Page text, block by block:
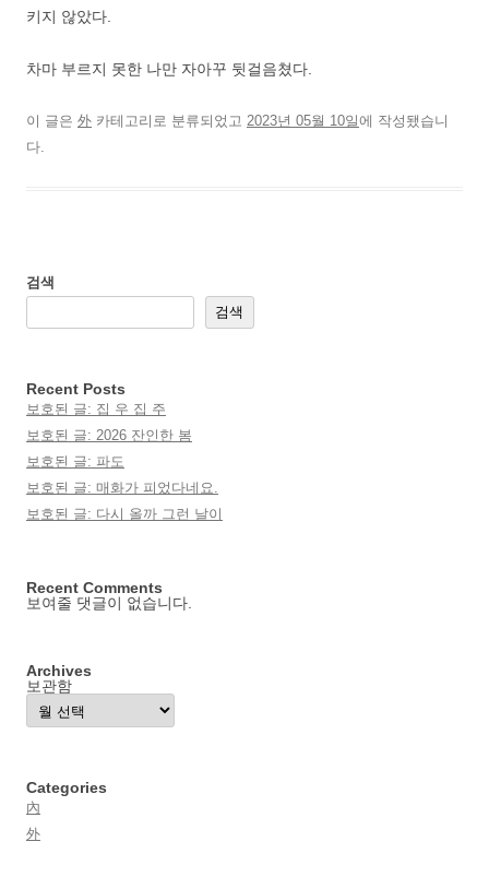
키지 않았다.
차마 부르지 못한 나만 자아꾸 뒷걸음쳤다.
이 글은 外 카테고리로 분류되었고 2023년 05월 10일에 작성됐습니
다.
검색
검색
Recent Posts
보호된 글: 집 우 집 주
보호된 글: 2026 잔인한 봄
보호된 글: 파도
보호된 글: 매화가 피었다네요.
보호된 글: 다시 올까 그런 날이
Recent Comments
보여줄 댓글이 없습니다.
Archives
보관함
Categories
內
外